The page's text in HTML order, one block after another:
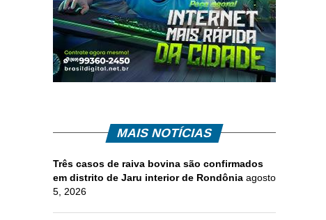
MAIS NOTÍCIAS
Três casos de raiva bovina são confirmados
em distrito de Jaru interior de Rondônia agosto
5, 2026